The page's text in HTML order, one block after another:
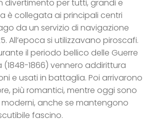
divertimento per tutti, grandi e
è collegata ai principali centri
da un servizio di navigazione
All’epoca si utilizzavano piroscafi.
il periodo bellico delle Guerre
(1848-1866) vennero addirittura
e usati in battaglia. Poi arrivarono
più romantici, mentre oggi sono
moderni, anche se mantengono
fascino.